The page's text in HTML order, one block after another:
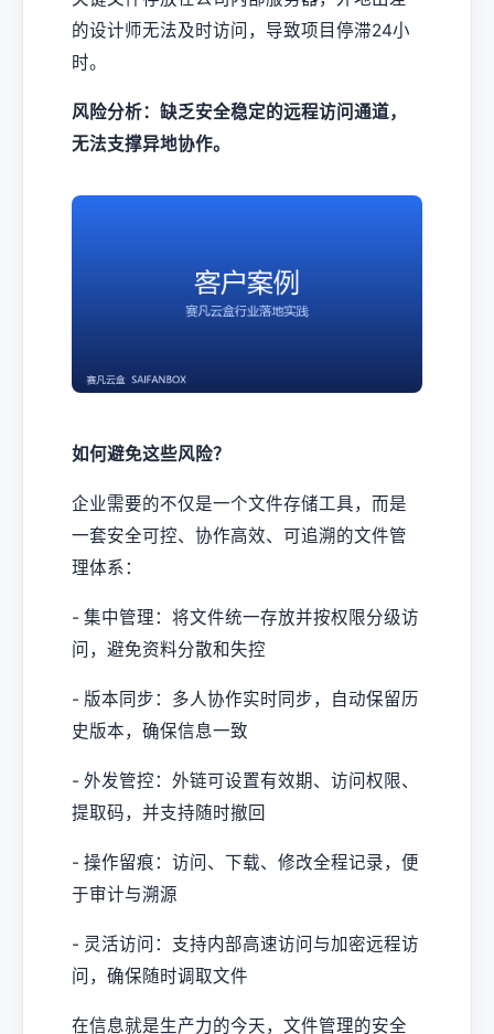
的设计师无法及时访问，导致项目停滞24小
时。
风险分析：缺乏安全稳定的远程访问通道，
无法支撑异地协作。
如何避免这些风险？
企业需要的不仅是一个文件存储工具，而是
一套安全可控、协作高效、可追溯的文件管
理体系：
- 集中管理：将文件统一存放并按权限分级访
问，避免资料分散和失控
- 版本同步：多人协作实时同步，自动保留历
史版本，确保信息一致
- 外发管控：外链可设置有效期、访问权限、
提取码，并支持随时撤回
- 操作留痕：访问、下载、修改全程记录，便
于审计与溯源
- 灵活访问：支持内部高速访问与加密远程访
问，确保随时调取文件
在信息就是生产力的今天，文件管理的安全